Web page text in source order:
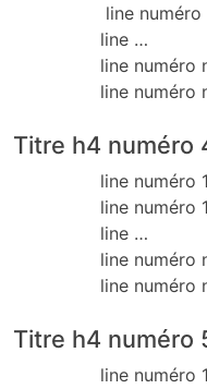
line
line …
line numéro
line numéro
Titre h4 numéro
line numéro
line numéro 1
line …
line numéro
line numéro
Titre h4 numéro
line numéro